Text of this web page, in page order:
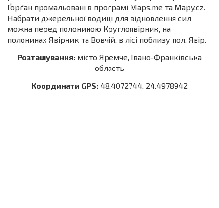
Ґорґан промальовані в програмі Maps.me та Mapy.cz.
Набрати джерельної водиці для відновлення сил
можна перед полониною Круглоявірник, на
полонинах Явірник та Вовчій, в лісі поблизу пол. Явір.
Розташування: місто Яремче, Івано-Франківська
область
Координати GPS: 48.4072744, 24.4978942